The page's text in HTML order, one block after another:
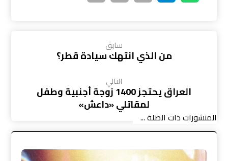
سابق
من الذي انتهك سيادة قطر؟
التالي
العراق يحتجز 1400 زوجة أجنبية وطفل
لمقاتلي «داعش»
المنشورات ذات الصلة ...